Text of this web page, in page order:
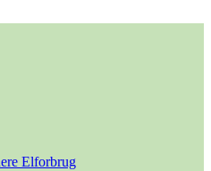
Elforbrug